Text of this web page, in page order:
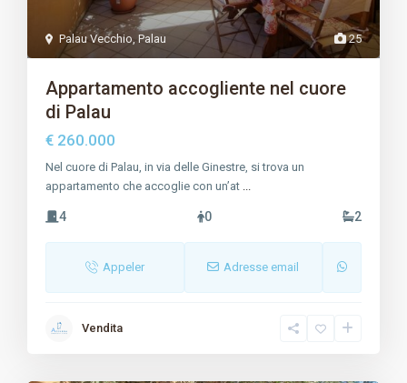
25
Palau Vecchio ,Palau
Appartamento accogliente nel cuore
di Palau
€ 260.000
Nel cuore di Palau, in via delle Ginestre, si trova un
appartamento che accoglie con un’at
4 0 2
Appeler Adresse email
Vendita